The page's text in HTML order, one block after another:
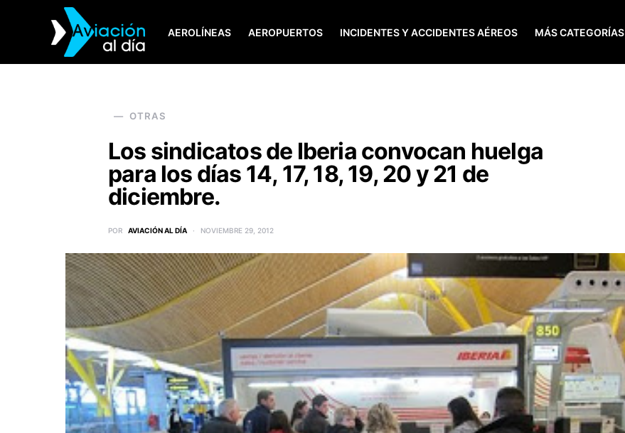
AEROLÍNEAS AEROPUERTOS INCIDENTES Y ACCIDENTES AÉREOS MÁS CATEGORÍAS
SEARCH FOR:
OTRAS
Los sindicatos de Iberia convocan huelga
para los días 14, 17, 18, 19, 20 y 21 de
diciembre.
POR AVIACIÓN AL DÍA NOVIEMBRE 29, 2012